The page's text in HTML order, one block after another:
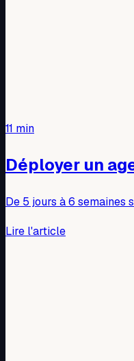
11 min
Déployer un
De 5 jours à 6 semaines
Lire l'article